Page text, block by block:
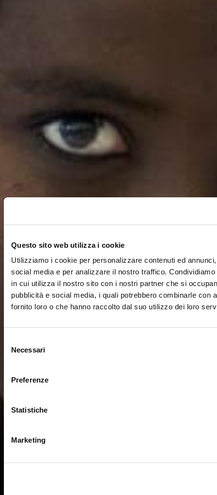
Questo sito web utilizza i cookie
Utilizziamo i cookie per personalizzare contenuti ed
social media e per analizzare il nostro traffico.
in cui utilizza il nostro sito con i nostri partner che si
pubblicità e social media, i quali potrebbero combinarle con
fornito loro o che hanno raccolto dal suo utilizzo dei loro
delNecessari
Preferenze
Statistiche
Marketing